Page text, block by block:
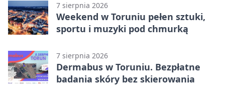
7 sierpnia 2026
Weekend w Toruniu pełen sztuki,
sportu i muzyki pod chmurką
7 sierpnia 2026
Dermabus w Toruniu. Bezpłatne
badania skóry bez skierowania